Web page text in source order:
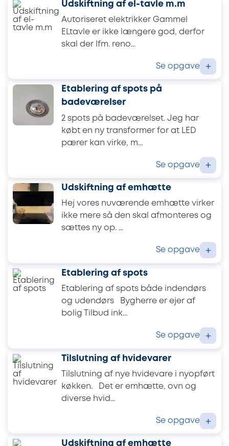
Udskiftning af el-tavle m.m
Autoriseret elektrikker Gammel
ELtavle er ikke længere god, derfor
skal der Ifm. reno...
Se opgave +
Etablering af spots på
badeværelser
2 spots på badeværelset. Jeg har
købt en ny transformer for at LED
pærer kan virke, m...
Se opgave +
Udskiftning af emhætte
Hej vores nuværende emhætte virker
ikke mere så den skal afmonteres og
sættes ny op. ...
Se opgave +
Etablering af spots
Etablering af spots både indendørs
og udendørs Bygherre er ejer af
bolig Tilbud ink...
Se opgave +
Tilslutning af hvidevarer
Tilslutning af nye hvidevare i nyopført
køkken. Det er emhætte, ovn og
diverse hvid...
Se opgave +
Udskiftning af emhætte